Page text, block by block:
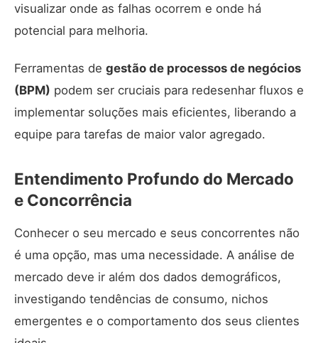
visualizar onde as falhas ocorrem e onde há
potencial para melhoria.
Ferramentas de gestão de processos de negócios
(BPM) podem ser cruciais para redesenhar fluxos e
implementar soluções mais eficientes, liberando a
equipe para tarefas de maior valor agregado.
Entendimento Profundo do Mercado
e Concorrência
Conhecer o seu mercado e seus concorrentes não
é uma opção, mas uma necessidade. A análise de
mercado deve ir além dos dados demográficos,
investigando tendências de consumo, nichos
emergentes e o comportamento dos seus clientes